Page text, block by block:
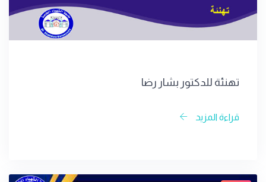
تهنئة للدكتور بشار رضا
قراءة المزيد